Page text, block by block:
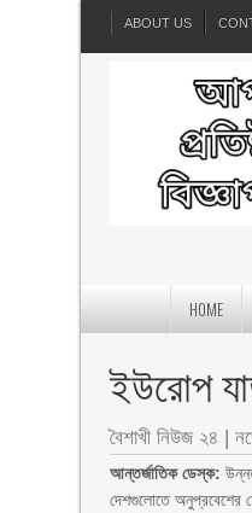
ABOUT US
HOME
ইউরোপ
বৈশাখী নিউজ ২৪ |
আন্তর্জাতিক ডেস্ক:
দেশগুলোতে অনুপ্রবেশের